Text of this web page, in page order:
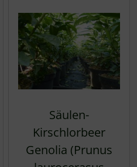
Säulen-
Kirschlorbeer
Genolia (Prunus